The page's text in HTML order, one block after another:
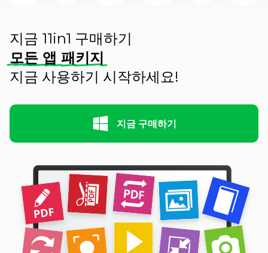
지금 11in1 구매하기
모든 앱 패키지
지금 사용하기 시작하세요!
지금 구매하기